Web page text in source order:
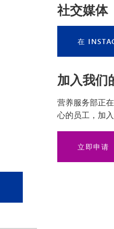
社交媒体
在
加入我们
营养服务部正
心的员工，加
立即申请